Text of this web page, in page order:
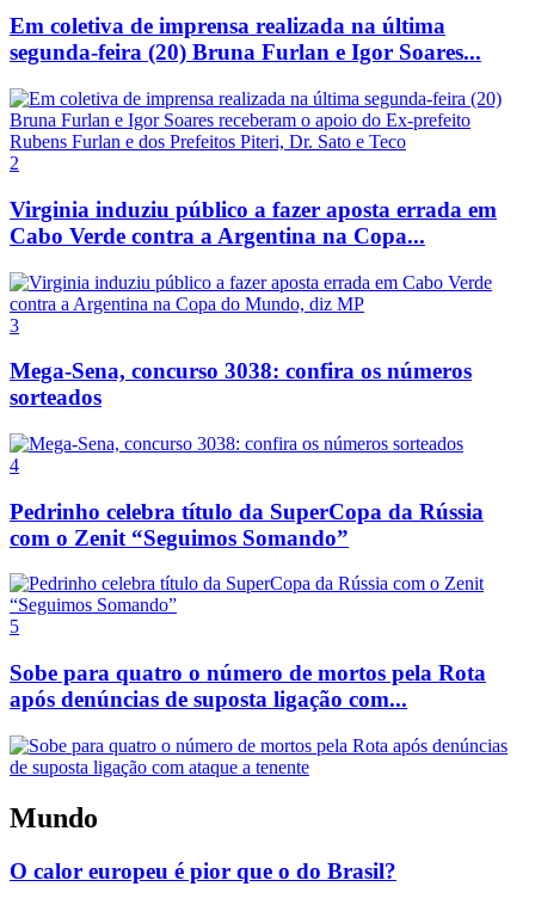
Em coletiva de imprensa realizada na última
segunda-feira (20) Bruna Furlan e Igor Soares...
2
Virginia induziu público a fazer aposta errada em
Cabo Verde contra a Argentina na Copa...
3
Mega-Sena, concurso 3038: confira os números
sorteados
4
Pedrinho celebra título da SuperCopa da Rússia
com o Zenit “Seguimos Somando”
5
Sobe para quatro o número de mortos pela Rota
após denúncias de suposta ligação com...
Mundo
O calor europeu é pior que o do Brasil?